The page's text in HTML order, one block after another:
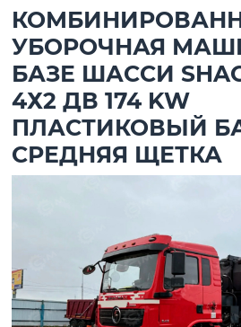
УБОРОЧНАЯ
БАЗЕ ШАССИ
4Х2 ДВ 174 KW
ПЛАСТИКОВЫЙ
СРЕДНЯЯ ЩЕТКА